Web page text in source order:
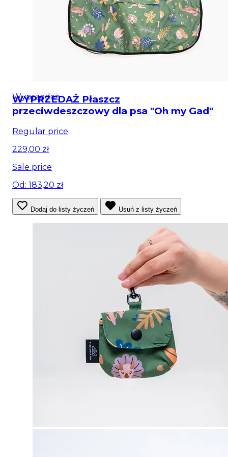
Wyprzedaż
WYPRZEDAŻ Płaszcz
przeciwdeszczowy dla psa "Oh my Gad"
Regular price
229,00 zł
Sale price
Od: 183,20 zł
Dodaj do listy życzeń Usuń z listy życzeń